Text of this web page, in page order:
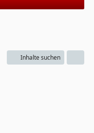
Inhalte suchen